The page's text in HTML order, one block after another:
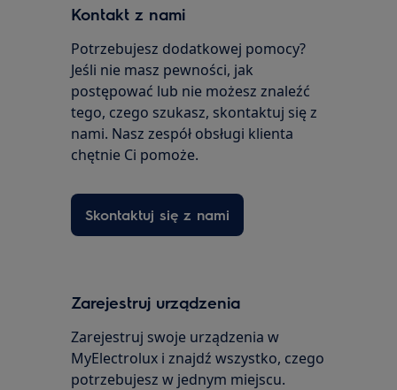
Kontakt z nami
Potrzebujesz dodatkowej pomocy?
Jeśli nie masz pewności, jak
postępować lub nie możesz znaleźć
tego, czego szukasz, skontaktuj się z
nami. Nasz zespół obsługi klienta
chętnie Ci pomoże.
Skontaktuj się z nami
Zarejestruj urządzenia
Zarejestruj swoje urządzenia w
MyElectrolux i znajdź wszystko, czego
potrzebujesz w jednym miejscu.